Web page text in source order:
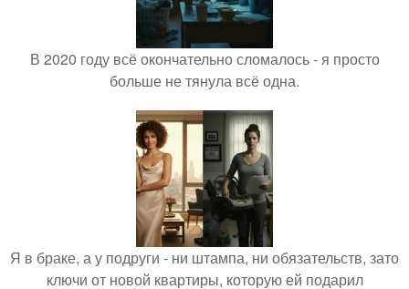
В 2020 году всё окончательно сломалось - я просто
больше не тянула всё одна.
Я в браке, а у подруги - ни штампа, ни обязательств, зато
ключи от новой квартиры, которую ей подарил